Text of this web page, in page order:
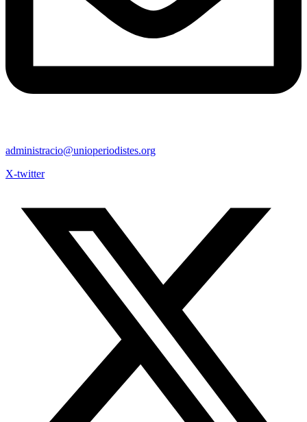
administracio@unioperiodistes.org
X-twitter